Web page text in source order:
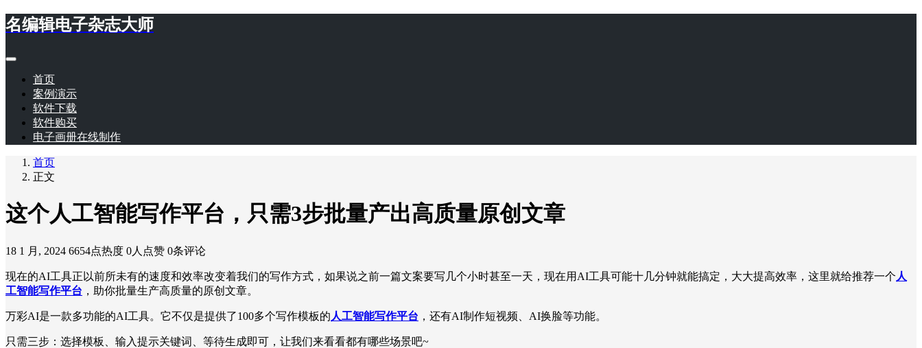
名编辑电子杂志大师
首页
案例演示
软件下载
软件购买
电子画册在线制作
首页
正文
这个人工智能写作平台，只需3步批量产出高质量原创文章
18 1 月, 2024 6654点热度 0人点赞 0条评论
现在的AI工具正以前所未有的速度和效率改变着我们的写作方式，如果说之前一篇文案要写几个小时甚至一天，现在用AI工具可能十几分钟就能搞定，大大提高效率，这里就给推荐一个 人
工智能写作平台 ，助你批量生产高质量的原创文章。
万彩AI是一款多功能的AI工具。它不仅是提供了100多个写作模板的 人工智能写作平台 ，还有AI制作短视频、AI换脸等功能。
只需三步：选择模板、输入提示关键词、等待生成即可，让我们来看看都有哪些场景吧~